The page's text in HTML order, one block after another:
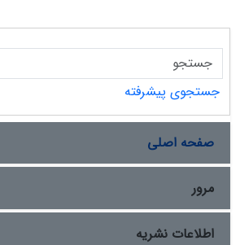
جستجوی پیشرفته
صفحه اصلی
مرور
اطلاعات نشریه